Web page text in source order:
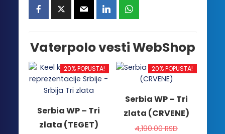
Vaterpolo vesti WebShop
20% POPUSTA!
Serbia WP – Tri
zlata (TEGET)
20% POPUSTA!
Serbia WP – Tri
zlata (CRVENE)
4,190.00RSD